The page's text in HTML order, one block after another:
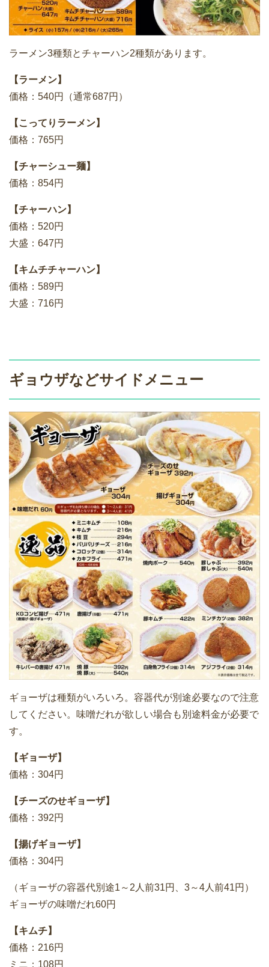
ラーメン3種類とチャーハン2種類があります。
【ラーメン】
価格：540円（通常687円）
【こってりラーメン】
価格：765円
【チャーシュー麺】
価格：854円
【チャーハン】
価格：520円
大盛：647円
【キムチチャーハン】
価格：589円
大盛：716円
ギョウザなどサイドメニュー
ギョーザは種類がいろいろ。容器代が別途必要なので注意
してください。味噌だれが欲しい場合も別途料金が必要で
す。
【ギョーザ】
価格：304円
【チーズのせギョーザ】
価格：392円
【揚げギョーザ】
価格：304円
（ギョーザの容器代別途1～2人前31円、3～4人前41円）
ギョーザの味噌だれ60円
【キムチ】
価格：216円
ミニ：108円